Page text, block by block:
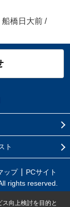
船橋日大前 /
ト
ップ
PCサイト
rights reserved.
向上検討を目的と